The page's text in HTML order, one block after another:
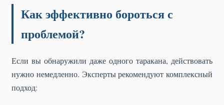
Как эффективно бороться с
проблемой?
Если вы обнаружили даже одного таракана, действовать
нужно немедленно. Эксперты рекомендуют комплексный
подход: